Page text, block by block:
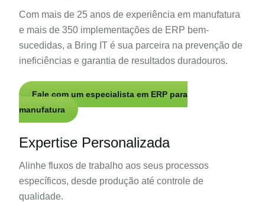
Com mais de 25 anos de experiência em manufatura
e mais de 350 implementações de ERP bem-
sucedidas, a Bring IT é sua parceira na prevenção de
ineficiências e garantia de resultados duradouros.
Fale com um especialista em ERP para
manufatura
Expertise Personalizada
Alinhe fluxos de trabalho aos seus processos
específicos, desde produção até controle de
qualidade.